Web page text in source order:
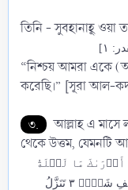
তিনি - সুবহানাহূ
“নিশ্চয় আমরা একে
করেছি।” [সূরা আল-
৩.
আল্লাহ এ মাসে
থেকে উত্তম, যেমনটি
فِي لَيۡلَةِ ٱلۡقَدۡرِ ١ وَمَآ أَدۡرَىٰكَ مَا لَيۡلَةُ
ٱلۡقَدۡرِ ٢ لَيۡلَةُ ٱلۡقَدۡرِ خَيۡرٞ مِّنۡ أَلۡفِ شَهۡرٖ ٣ تَنَزَّلُ